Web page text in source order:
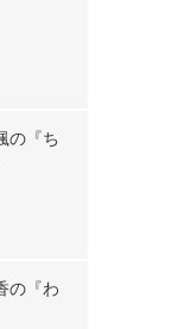
の『ち
の『わ